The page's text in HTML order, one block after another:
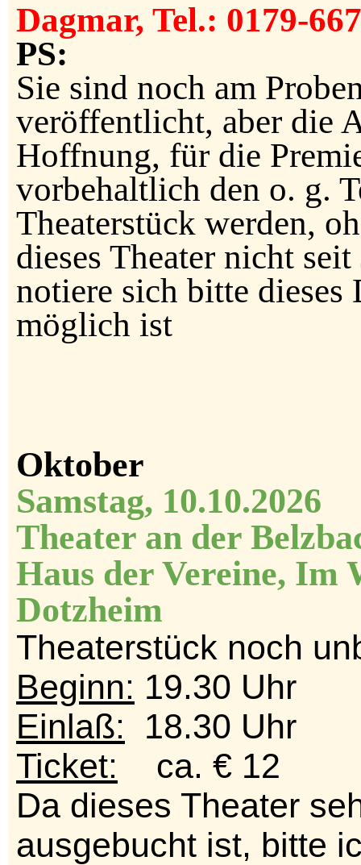
Dagmar, Tel.: 0179-
PS:
Sie sind noch am
veröffentlicht, aber die
Hoffnung, für die
vorbehaltlich den o. g.
Theaterstück werden,
dieses Theater nicht
notiere sich bitte dieses
möglich ist
Oktober
Samstag, 10.10.2026
Theater an der
Haus der Vereine, Im
Dotzheim
Theaterstück noch
Beginn: 19.30 Uhr
Einlaß: 18.30 Uhr
Ticket: ca. € 12
Da dieses Theater
ausgebucht ist, bitte